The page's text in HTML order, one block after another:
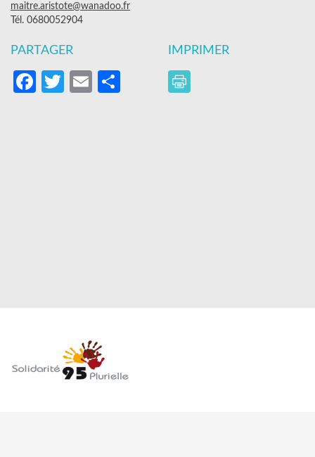
maitre.aristote@wanadoo.fr
Tél. 0680052904
PARTAGER
Facebook
Twitter
EmailPartager
IMPRIMER